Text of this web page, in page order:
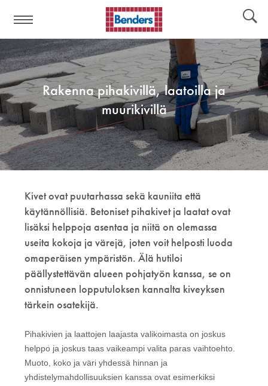
Rakenna pihakivillä, laatoilla ja
muurikivillä
Kivet ovat puutarhassa sekä kauniita että
käytännöllisiä. Betoniset pihakivet ja laatat ovat
lisäksi helppoja asentaa ja niitä on olemassa
useita kokoja ja värejä, joten voit helposti luoda
omaperäisen ympäristön. Älä hutiloi
päällystettävän alueen pohjatyön kanssa, se on
onnistuneen lopputuloksen kannalta kiveyksen
tärkein osatekijä.
Pihakivien ja laattojen laajasta valikoimasta on joskus
helppo ja joskus taas vaikeampi valita paras vaihtoehto.
Muoto, koko ja väri yhdessä hinnan ja
yhdistelymahdollisuuksien kanssa ovat esimerkiksi